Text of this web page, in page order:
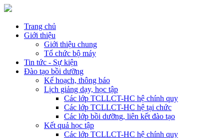
Trang chủ
Giới thiệu
Giới thiệu chung
Tổ chức bộ máy
Tin tức - Sự kiện
Đào tạo bồi dưỡng
Kế hoạch, thông báo
Lịch giảng dạy, học tập
Các lớp TCLLCT-HC hệ chính quy
Các lớp TCLLCT-HC hệ tại chức
Các lớp bồi dưỡng, liên kết đào tạo
Kết quả học tập
Các lớp TCLLCT-HC hệ chính quy